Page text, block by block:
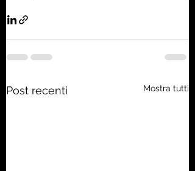
Post recenti Mostra tutti